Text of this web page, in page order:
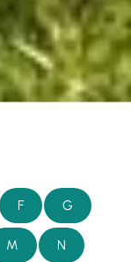
F G
M N